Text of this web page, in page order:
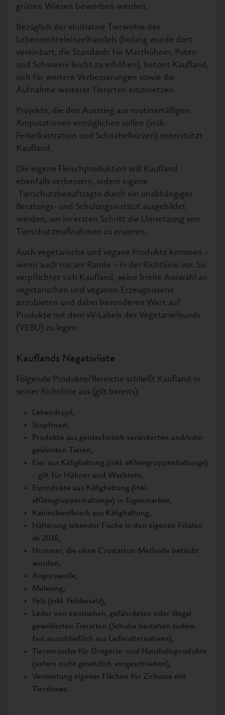
grünen Wiesen beworben werden.
Bezüglich der »Initiative Tierwohl« des
Lebensmitteleinzelhandels (bislang wurde dort
vereinbart, die Standards für Masthühner, Puten
und Schweine leicht zu erhöhen), betont Kaufland,
sich für weitere Verbesserungen sowie die
Aufnahme weiterer Tierarten einzusetzen.
Projekte, die den Ausstieg aus routinemäßigen
Amputationen ermöglichen sollen (insb.
Ferkelkastration und Schnabelkürzen) unterstützt
Kaufland.
Die eigene Fleischproduktion will Kaufland
ebenfalls verbessern, indem eigene
Tierschutzbeauftragte durch ein unabhängiges
Beratungs- und Schulungsinstitut ausgebildet
werden, um im ersten Schritt die Umsetzung von
Tierschutzmaßnahmen zu eruieren.
Auch vegetarische und vegane Produkte kommen –
wenn auch nur am Rande – in der Richtlinie vor. So
verpflichtet sich Kaufland, »eine breite Auswahl an
vegetarischen und veganen Erzeugnissen«
anzubieten und dabei besonderen Wert auf
Produkte mit dem »V-Label« des Vegetarierbunds
(VEBU) zu legen.
Kauflands Negativliste
Folgende Produkte/Bereiche schließt Kaufland in
seiner Richtlinie aus (gilt bereits):
Lebendrupf,
Stopfmast,
Produkte aus gentechnisch veränderten und/oder
geklonten Tieren,
Eier aus Käfighaltung (inkl. »Kleingruppenhaltung«)
– gilt für Hühner und Wachteln,
Eiprodukte aus Käfighaltung (inkl.
»Kleingruppenhaltung«) in Eigenmarken,
Kaninchenfleisch aus Käfighaltung,
Hälterung lebender Fische in den eigenen Filialen
ab 2016,
Hummer, die ohne Crustastun-Methode betäubt
wurden,
Angorawolle,
Mulesing,
Pelz (inkl. Pelzbesatz),
Leder von exotischen, gefährdeten oder illegal
gewilderten Tierarten (Schuhe bestehen zudem
fast ausschließlich aus Lederalternativen),
Tierversuche für Drogerie- und Haushaltsprodukte
(sofern nicht gesetzlich vorgeschrieben),
Vermietung eigener Flächen für Zirkusse mit
Tiershows.